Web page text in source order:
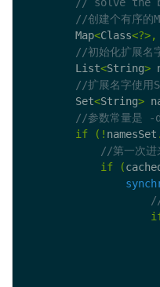
        Map
<Class<?>,
        List
<String>
        Set
<String>
if
(! namesSet .
if (